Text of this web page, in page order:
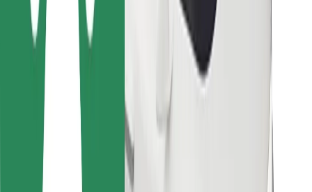
Leverandører
Vilkår og betingelser
Sikkerhed
Få en tur på få minutter!
Download Bolt-appen